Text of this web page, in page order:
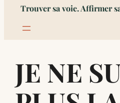
Trouver sa voie. Affirmer
JE NE